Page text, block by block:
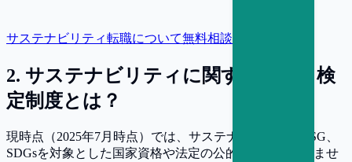
サステナビリティ転職について無料相談
2. サステナビリティに関する資格・検
定制度とは？
現時点（2025年7月時点）では、サステナビリティやESG、
SDGsを対象とした国家資格や法定の公的資格は存在しませ